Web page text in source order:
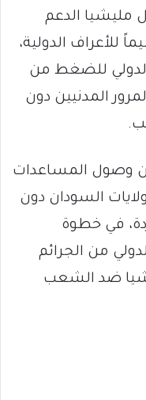
مليشيا الدعم
للأعراف الدولية،
للضغط من
المدنيين دون
وصول المساعدات
السودان دون
في خطوة
من الجرائم
ضد الشعب